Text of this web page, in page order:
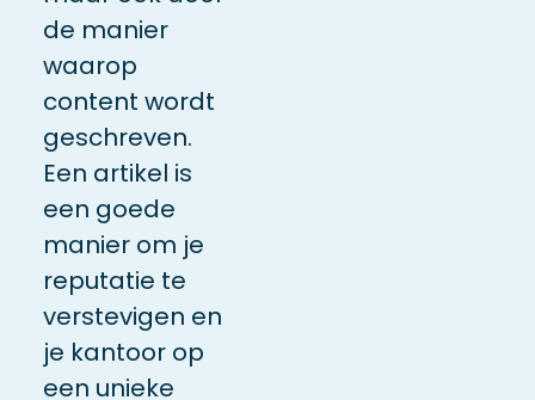
de manier
waarop
content wordt
geschreven.
Een artikel is
een goede
manier om je
reputatie te
verstevigen en
je kantoor op
een unieke